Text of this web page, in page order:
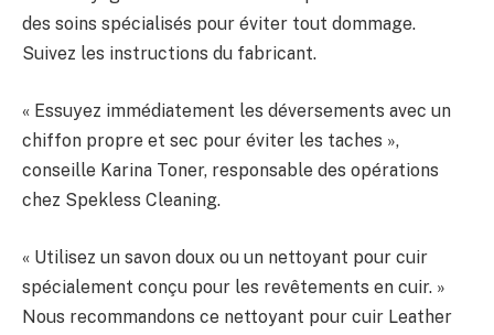
des soins spécialisés pour éviter tout dommage.
Suivez les instructions du fabricant.
« Essuyez immédiatement les déversements avec un
chiffon propre et sec pour éviter les taches »,
conseille Karina Toner, responsable des opérations
chez Spekless Cleaning.
« Utilisez un savon doux ou un nettoyant pour cuir
spécialement conçu pour les revêtements en cuir. »
Nous recommandons ce nettoyant pour cuir Leather